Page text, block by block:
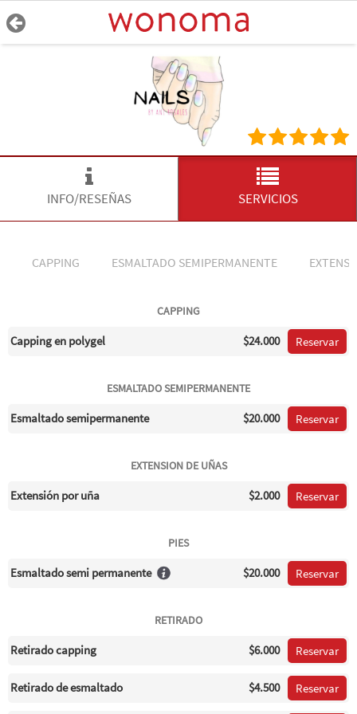
INFO/RESEÑAS SERVICIOS
CAPPING ESMALTADO SEMIPERMANENTE
CAPPING
Capping en polygel $24.000 Reservar
ESMALTADO SEMIPERMANENTE
Esmaltado semipermanente $20.000 Reservar
EXTENSION DE UÑAS
Extensión por uña $2.000 Reservar
PIES
Esmaltado semi permanente $20.000 Reservar
RETIRADO
Retirado capping $6.000 Reservar
Retirado de esmaltado $4.500 Reservar